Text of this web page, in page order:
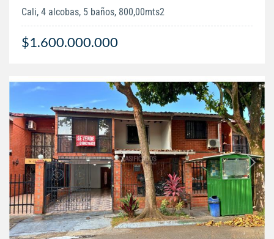
Cali, 4 alcobas, 5 baños, 800,00mts2
$1.600.000.000